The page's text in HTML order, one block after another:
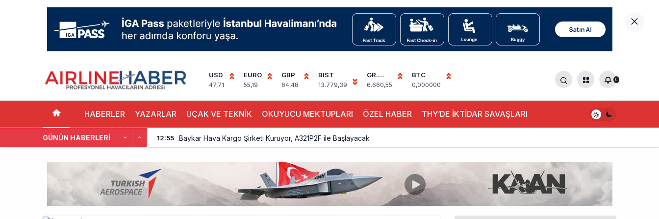
USD
47,71
EURO
55,19
GBP
64,48
BIST
13.779,39
GR.
ALTIN
6.660,55
BTC
0,000000
0
HABERLER YAZARLAR UÇAK VE TEKNİK OKUYUCU MEKTUPLARI ÖZEL HABER THY’DE İKTİDAR SAVAŞLARI
GÜNÜN HABERLERI 12:55 Baykar Hava Kargo Şirketi Kuruyor, A321P2F ile Başlayacak
Cebu Pacific Uçağı Kalkış Öncesi Pistten Çıktı, Uçuşlar Durdu
Turkish Technic’te Yeni Atama: Erdem Engin Göreve Başladı